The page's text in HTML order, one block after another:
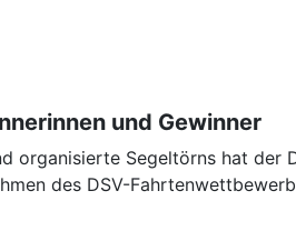
und Gewinner
organisierte Segeltörns hat der
des DSV-